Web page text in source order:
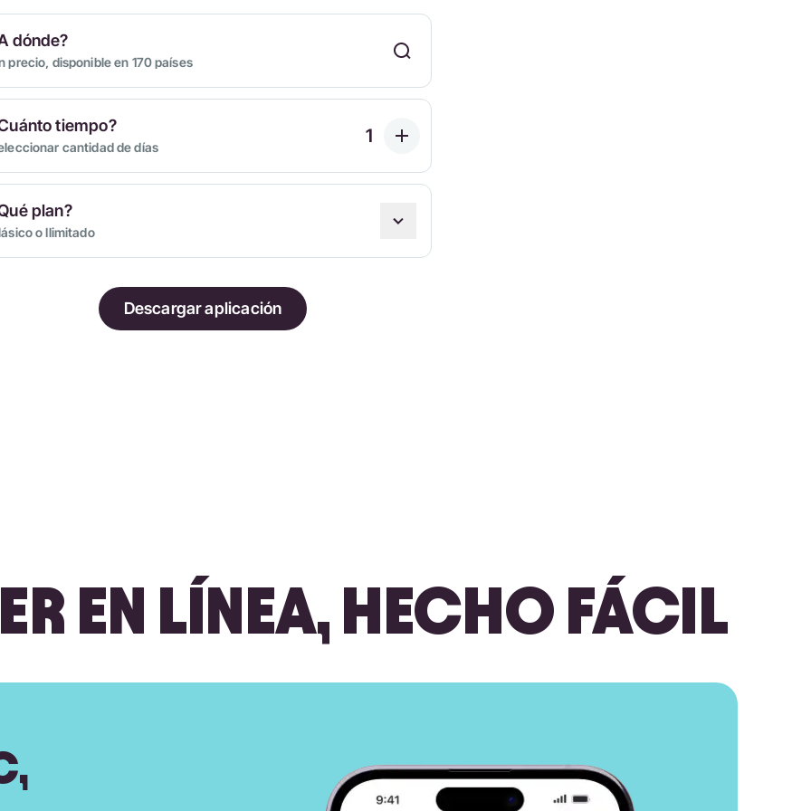
dónde?
precio, disponible en 170 países
tiempo?
cantidad de días
plan?
o Ilimitado
Descargar aplicación
EN LÍNEA, HECHO FÁCIL